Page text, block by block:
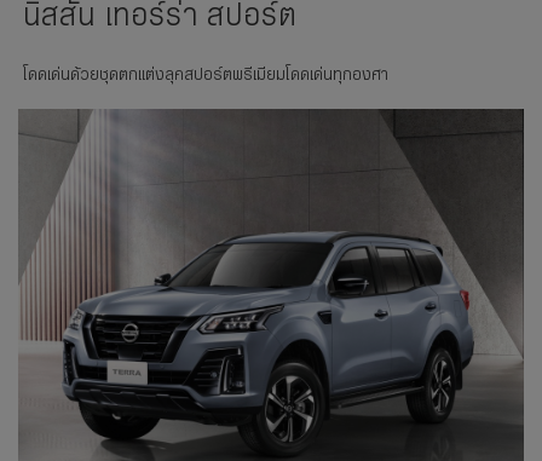
นิสสัน เทอร์ร่า สปอร์ต
โดดเด่นด้วยชุดตกแต่งลุคสปอร์ตพรีเมียมโดดเด่นทุกองศา